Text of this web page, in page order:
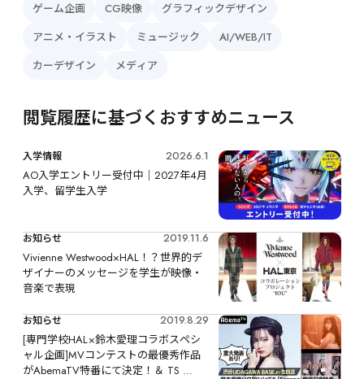
ゲーム企画
CG映像
グラフィックデザイン
アニメ・イラスト
ミュージック
AI/WEB/IT
カーデザイン
メディア
閲覧履歴に基づくおすすめニュース
入学情報
2026.6.1
AO入学エントリー受付中｜2027年4月
入学、留学生入学
お知らせ
2019.11.6
Vivienne Westwood×HAL！？世界的デ
ザイナーのメッセージを学生が映像・
音楽で表現
お知らせ
2019.8.29
[専門学校HAL×鈴木愛理コラボスペシ
ャル企画]MVコンテストの最優秀作品
がAbemaTV特番にて決定！＆ TS